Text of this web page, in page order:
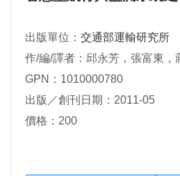
出版單位： 交通部運輸研究所
作/編/譯者：邱永芳，張富東，
GPN：1010000780
出版／創刊日期：2011-05
價格：200